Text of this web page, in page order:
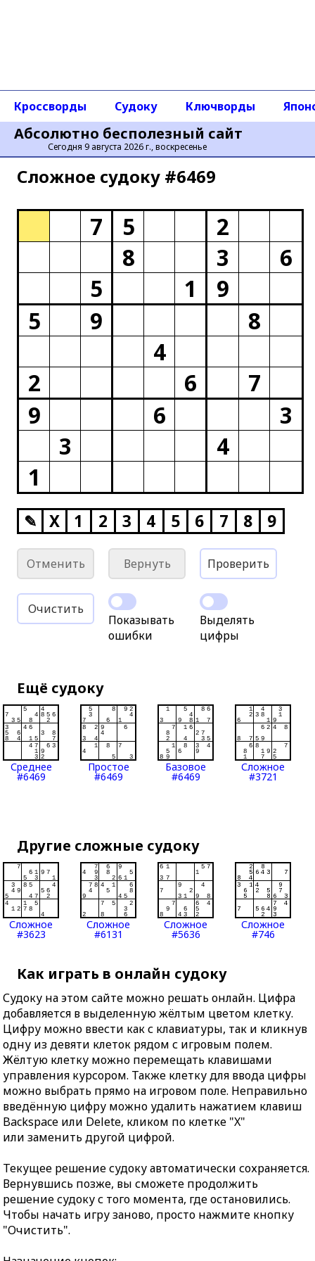
Абсолютно бесполезный сайт
Сегодня 9 августа 2026 г., воскресенье
Кроссворды Судоку Ключворды
Сложное cудоку #6469
7 5
2
8
3
6
5
1
9
5
9
8
4
2
6
7
9
6
3
3
4
1
✎ X 1 2 3 4 5 6 7 8 9
Отменить Вернуть Проверить
Очистить
Показывать
ошибки
Выделять
цифры
Ещё судоку
Среднее
#6469
Простое
#6469
Базовое
#6469
Сложное
#3721
Другие сложные судоку
Сложное
#3623
Сложное
#6131
Сложное
#5636
Сложное
#746
Как играть в онлайн судоку
Судоку на этом сайте можно решать онлайн. Цифра
добавляется в выделенную жёлтым цветом клетку.
Цифру можно ввести как с клавиатуры, так и кликнув
одну из девяти клеток рядом с игровым полем.
Жёлтую клетку можно перемещать клавишами
управления курсором. Также клетку для ввода цифры
можно выбрать прямо на игровом поле. Неправильно
введённую цифру можно удалить нажатием клавиш
Backspace или Delete, кликом по клетке "X"
или заменить другой цифрой.
Текущее решение судоку автоматически сохраняется.
Вернувшись позже, вы сможете продолжить
решение судоку с того момента, где остановились.
Чтобы начать игру заново, просто нажмите кнопку
"Очистить".